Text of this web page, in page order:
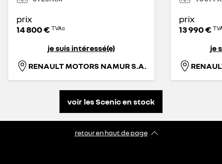
prix
14 800 € TVAc
je suis intéressé(e)
RENAULT MOTORS NAMUR S.A.
prix
13 990 €
je
voir les Scenic en stock
retour en haut de page​